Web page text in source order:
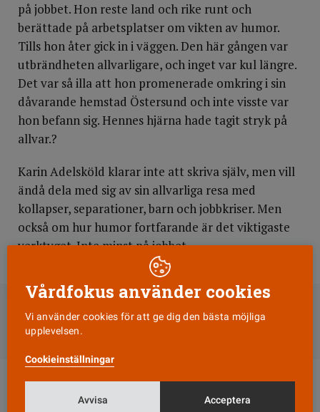
på jobbet. Hon reste land och rike runt och
berättade på arbetsplatser om vikten av humor.
Tills hon åter gick in i väggen. Den här gången var
utbrändheten allvarligare, och inget var kul längre.
Det var så illa att hon promenerade omkring i sin
dåvarande hemstad Östersund och inte visste var
hon befann sig. Hennes hjärna hade tagit stryk på
allvar.?
Karin Adelsköld klarar inte att skriva själv, men vill
ändå dela med sig av sin allvarliga resa med
kollapser, separationer, barn och jobbkriser. Men
också om hur humor fortfarande är det viktigaste
verktyget. Inte minst på jobbet.
DELAVårdfokus använder cookies
Vi använder cookies för att ge dig den bästa möjliga
upplevelsen.
Cookieinställningar
Avvisa Acceptera